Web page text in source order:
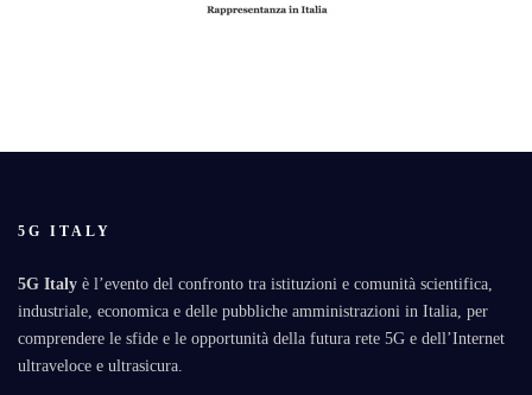
5G ITALY
5G Italy è l’evento del confronto tra istituzioni e comunità scientifica,
industriale, economica e delle pubbliche amministrazioni in Italia, per
comprendere le sfide e le opportunità della futura rete 5G e dell’Internet
ultraveloce e ultrasicura.